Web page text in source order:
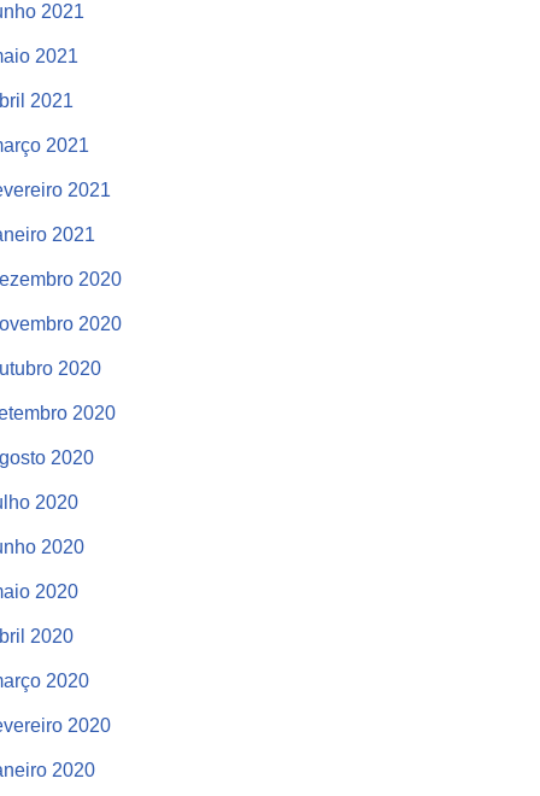
2021
2021
2021
2021
2021
2021
2020
2020
2020
2020
2020
2020
2020
2020
2020
2020
2020
2020